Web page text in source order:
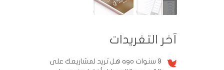
آخر التغريدات
9 سنوات ago
هل تريد لمشاريعك على